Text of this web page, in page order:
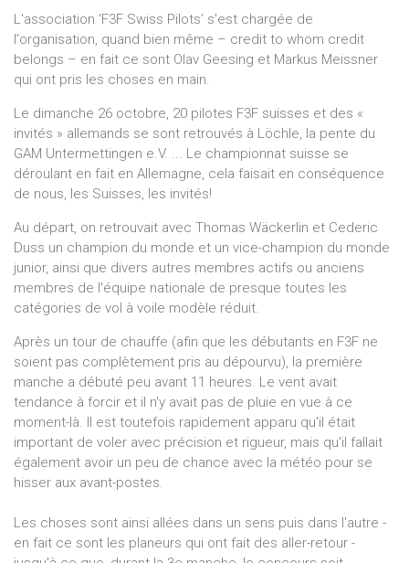
L'association ‘F3F Swiss Pilots’ s'est chargée de
l'organisation, quand bien même – credit to whom credit
belongs – en fait ce sont Olav Geesing et Markus Meissner
qui ont pris les choses en main.
Le dimanche 26 octobre, 20 pilotes F3F suisses et des «
invités » allemands se sont retrouvés à Löchle, la pente du
GAM Untermettingen e.V. ... Le championnat suisse se
déroulant en fait en Allemagne, cela faisait en conséquence
de nous, les Suisses, les invités!
Au départ, on retrouvait avec Thomas Wäckerlin et Cederic
Duss un champion du monde et un vice-champion du monde
junior, ainsi que divers autres membres actifs ou anciens
membres de l'équipe nationale de presque toutes les
catégories de vol à voile modèle réduit.
Après un tour de chauffe (afin que les débutants en F3F ne
soient pas complètement pris au dépourvu), la première
manche a débuté peu avant 11 heures. Le vent avait
tendance à forcir et il n'y avait pas de pluie en vue à ce
moment-là. Il est toutefois rapidement apparu qu'il était
important de voler avec précision et rigueur, mais qu'il fallait
également avoir un peu de chance avec la météo pour se
hisser aux avant-postes.
Les choses sont ainsi allées dans un sens puis dans l'autre -
en fait ce sont les planeurs qui ont fait des aller-retour -